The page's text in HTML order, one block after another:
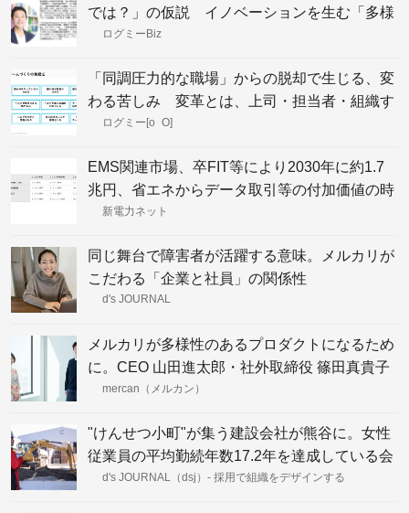
では？」の仮説 イノベーションを生む「多様
な知見」と、それを妨げる「経路依存性」
ログミーBiz
「同調圧力的な職場」からの脱却で生じる、変
わる苦しみ 変革とは、上司・担当者・組織す
べての“正しい”アップデート
ログミー[o_O]
EMS関連市場、卒FIT等により2030年に約1.7
兆円、省エネからデータ取引等の付加価値の時
代へ、富士経済予測
新電力ネット
同じ舞台で障害者が活躍する意味。メルカリが
こだわる「企業と社員」の関係性
d's JOURNAL
メルカリが多様性のあるプロダクトになるため
に。CEO 山田進太郎・社外取締役 篠田真貴子
が「D&I」に見ているもの
mercan（メルカン）
"けんせつ小町"が集う建設会社が熊谷に。女性
従業員の平均勤続年数17.2年を達成している会
社づくりの秘訣とは
d's JOURNAL（dsj）- 採用で組織をデザインする